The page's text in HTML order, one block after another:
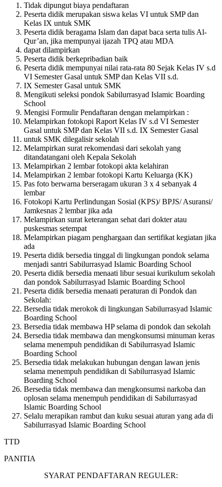
Tidak dipungut biaya pendaftaran
Peserta didik merupakan siswa kelas VI untuk SMP dan
Kelas IX untuk SMK
Peserta didik beragama Islam dan dapat baca serta tulis Al-
Qur’an, jika mempunyai ijazah TPQ atau MDA
dapat dilampirkan
Peserta didik berkepribadian baik
Peserta didik mempunyai nilai rata-rata 80 Sejak Kelas IV s.d
VI Semester Gasal untuk SMP dan Kelas VII s.d.
IX Semester Gasal untuk SMK
Mengikuti seleksi pondok Sabilurrasyad Islamic Boarding
School
Mengisi Formulir Pendaftaran dengan melampirkan :
Melampirkan fotokopi Raport Kelas IV s.d VI Semester
Gasal untuk SMP dan Kelas VII s.d. IX Semester Gasal
untuk SMK dilegalisir sekolah
Melampirkan surat rekomendasi dari sekolah yang
ditandatangani oleh Kepala Sekolah
Melampirkan 2 lembar fotokopi akta kelahiran
Melampirkan 2 lembar fotokopi Kartu Keluarga (KK)
Pas foto berwarna berseragam ukuran 3 x 4 sebanyak 4
lembar
Fotokopi Kartu Perlindungan Sosial (KPS)/ BPJS/ Asuransi/
Jamkesnas 2 lembar jika ada
Melampirkan surat keterangan sehat dari dokter atau
puskesmas setempat
Melampirkan piagam penghargaan dan sertifikat kegiatan jika
ada
Peserta didik bersedia tinggal di lingkungan pondok selama
menjadi santri Sabilurrasyad Islamic Boarding School
Peserta didik bersedia menaati libur sesuai kurikulum sekolah
dan pondok Sabilurrasyad Islamic Boarding School
Peserta didik bersedia menaati peraturan di Pondok dan
Sekolah:
Bersedia tidak merokok di lingkungan Sabilurrasyad Islamic
Boarding School
Bersedia tidak membawa HP selama di pondok dan sekolah
Bersedia tidak membawa dan mengkonsumsi minuman keras
selama menempuh pendidikan di Sabilurrasyad Islamic
Boarding School
Bersedia tidak melakukan hubungan dengan lawan jenis
selama menempuh pendidikan di Sabilurrasyad Islamic
Boarding School
Bersedia tidak membawa dan mengkonsumsi narkoba dan
oplosan selama menempuh pendidikan di Sabilurrasyad
Islamic Boarding School
Selalu merapikan rambut dan kuku sesuai aturan yang ada di
Sabilurrasyad Islamic Boarding School
TTD
PANITIA
SYARAT PENDAFTARAN REGULER: